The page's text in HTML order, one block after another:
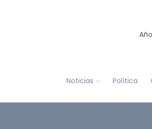
Noticias Política